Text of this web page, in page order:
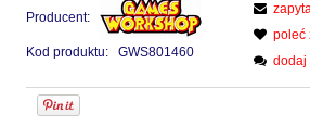
Producent:
Kod produktu: GWS801460
poleć
dodaj